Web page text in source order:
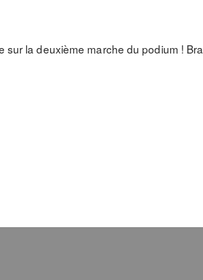
la deuxième marche du podium !